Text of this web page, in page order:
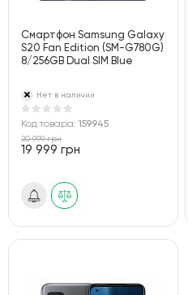
Смартфон Samsung Galaxy
S20 Fan Edition (SM-G780G)
8/256GB Dual SIM Blue
Нет в наличии
Код товара: 159945
20 999 грн
19 999 грн